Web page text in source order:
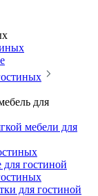
для
мебели для
для гостиной
для гостиной